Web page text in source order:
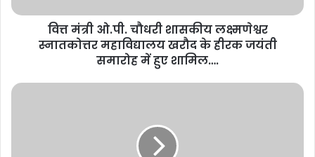
वित्त मंत्री ओ.पी. चौधरी शासकीय लक्ष्मणेश्वर
स्नातकोत्तर महाविद्यालय खरौद के हीरक जयंती
समारोह में हुए शामिल….